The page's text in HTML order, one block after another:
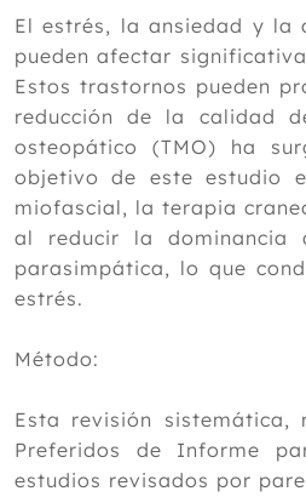
El estrés, la ansiedad y la
pueden afectar
Estos trastornos pueden
reducción de la calidad
osteopático (TMO) ha
objetivo de este estudio
miofascial, la terapia
al reducir la dominancia
parasimpática, lo que
estrés.
Método:
Esta revisión sistemática,
Preferidos de Informe
estudios revisados por